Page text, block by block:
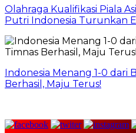
Olahraga Kualifikasi Piala
Putri Indonesia Turunkan
Indonesia Menang 1-0 dari
Berhasil, Maju Terus!